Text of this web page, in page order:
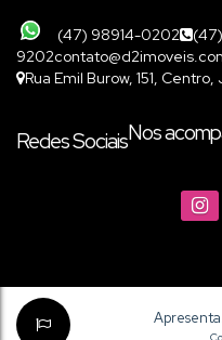
(47) 98914-0202
9202
Rua Emil Burow, 151 Centro
Redes SociaisNos